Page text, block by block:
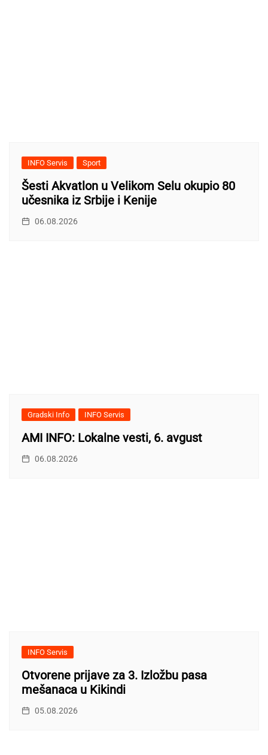
INFO Servis Sport
Šesti Akvatlon u Velikom Selu okupio 80
učesnika iz Srbije i Kenije
06.08.2026
Gradski Info INFO Servis
AMI INFO: Lokalne vesti, 6. avgust
06.08.2026
INFO Servis
Otvorene prijave za 3. Izložbu pasa
mešanaca u Kikindi
05.08.2026